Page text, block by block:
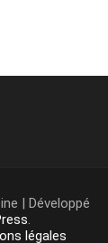
| Développé
.
légales